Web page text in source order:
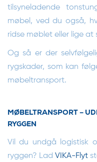
tilsyneladende
møbel, ved du også,
ridse møblet eller lige at
Og så er der
rygskader, som kan
møbeltransport.
MØBELTRANSPORT –
RYGGEN
Vil du undgå logistisk
ryggen? Lad VIKA-Flyt